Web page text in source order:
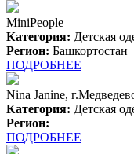
MiniPeople
Категория: Детская
Регион: Башкортостан
ПОДРОБНЕЕ
Nina Janine,
Категория: Детская
Регион:
ПОДРОБНЕЕ